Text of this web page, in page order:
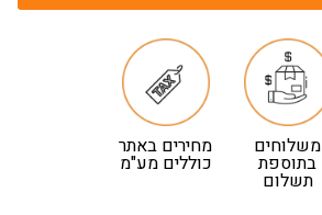
משלוחים
בתוספת
תשלום
מחירים באתר
כוללים מע"מ